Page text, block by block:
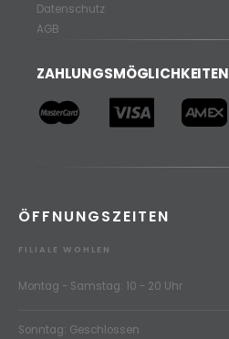
Datenschutz
AGB
ZAHLUNGSMÖGLICHKEITEN
ÖFFNUNGSZEITEN
FILIALE WOHLEN
Montag - Samstag: 10 - 20 Uhr
Sonntag: Geschlossen